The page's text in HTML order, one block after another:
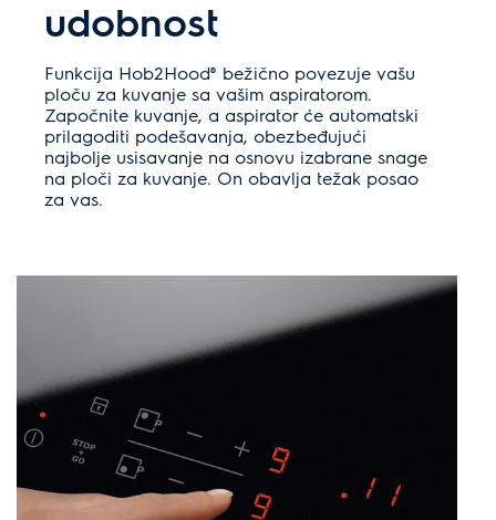
udobnost
Funkcija Hob2Hood® bežično povezuje vašu
ploču za kuvanje sa vašim aspiratorom.
Započnite kuvanje, a aspirator će automatski
prilagoditi podešavanja, obezbeđujući
najbolje usisavanje na osnovu izabrane snage
na ploči za kuvanje. On obavlja težak posao
za vas.